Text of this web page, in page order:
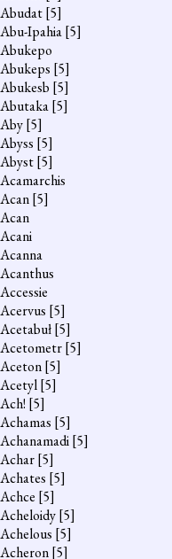
Abudat[5]
Abu-Ipahia[5]
Abukepo
Abukeps [5]
Abukesb [5]
Abutaka[5]
Aby[5]
Abyss [5]
Abyst[5]
Acamarchis
Acan[5]
Acan
Acani
Acanna
Acanthus
Accessie
Acervus [5]
Acetabuł[5]
Acetometr[5]
Aceton[5]
Acetyl[5]
Ach! [5]
Achamas [5]
Achanamadi[5]
Achar[5]
Achates [5]
Achce [5]
Acheloidy[5]
Achelous [5]
Acheron[5]